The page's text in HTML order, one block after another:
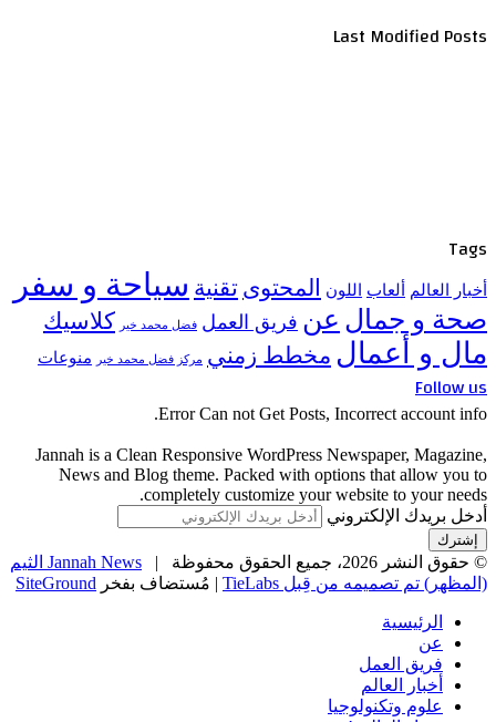
Last Modified Posts
Tags
أخبار العالم ألعاب اللون المحتوى تقنية سياحة و سفر
صحة و جمال عن فريق العمل فضل محمد خير كلاسيك
مال و أعمال مخطط زمني مركز فضل محمد خير منوعات
Follow us
Error Can not Get Posts, Incorrect account info.
Jannah is a Clean Responsive WordPress Newspaper, Magazine,
News and Blog theme. Packed with options that allow you to
completely customize your website to your needs.
أدخل بريدك الإلكتروني
© حقوق النشر 2026، جميع الحقوق محفوظة |
Jannah News الثيم
(المظهر) تم تصميمه من قِبل TieLabs
| مُستضاف بفخر SiteGround
الرئيسية
عن
فريق العمل
أخبار العالم
علوم وتكنولوجيا